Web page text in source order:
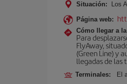
Situación: Los
Página web:
Cómo llegar a
Para
FlyAway,
(Green Line) y
llegadas de las
Terminales: El